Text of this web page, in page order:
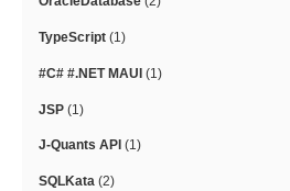
TypeScript (1)
#C# #.NET MAUI (1)
JSP (1)
J-Quants API (1)
SQLKata (2)